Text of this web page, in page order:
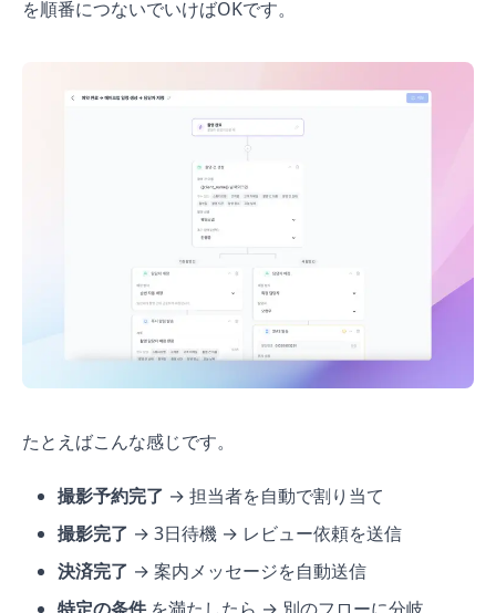
を順番につないでいけばOKです。
たとえばこんな感じです。
撮影予約完了 → 担当者を自動で割り当て
撮影完了 → 3日待機 → レビュー依頼を送信
決済完了 → 案内メッセージを自動送信